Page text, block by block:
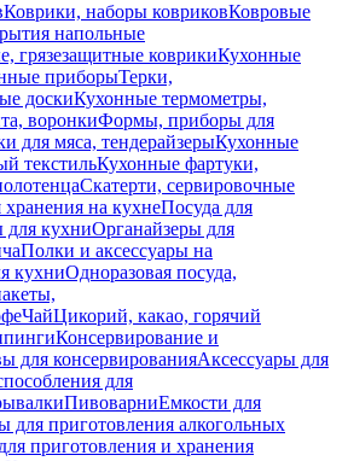
Коврики, наборы ковриковКовровые
напольные
грязезащитные коврикиКухонные
приборыТерки,
доскиКухонные термометры,
воронкиФормы, приборы для
для мяса, тендерайзерыКухонные
текстильКухонные фартуки,
Скатерти, сервировочные
на кухнеПосуда для
для кухниОрганайзеры для
Полки и аксессуары на
кухниОдноразовая посуда,
ЧайЦикорий, какао, горячий
Консервирование и
для консервированияАксессуары для
для
ПивоварниЕмкости для
для приготовления алкогольных
приготовления и хранения